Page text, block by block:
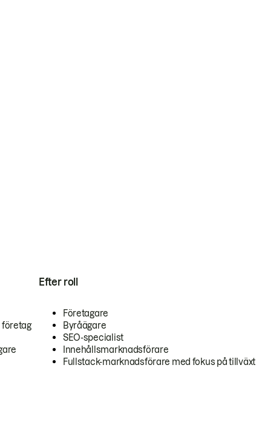
företag
Efter roll
Företagare
Byråägare
SEO-specialist
Innehållsmarknadsförare
Fullstack-marknadsförare med fokus på tillväxt